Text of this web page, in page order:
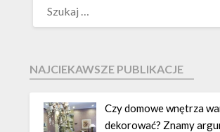
NAJCIEKAWSZE PUBLIKACJE
Czy domowe wnętrza
dekorować? Znamy